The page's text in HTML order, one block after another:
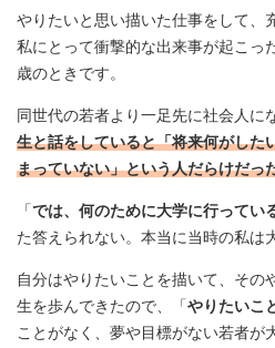
やりたいと思い描いた仕事をして、
私にとって衝撃的な出来事が起こっ
歳のときです。
同世代の若者より一足先に社会人に
生と話をしていると「将来何がした
まっていない」という人だらけだっ
「では、何のために大学に行ってい
た答えられない。本当に当時の私は
自分はやりたいことを描いて、その
生を歩んできたので、「やりたいこ
ことがなく、夢や目標がない若者が